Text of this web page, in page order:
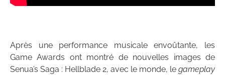
Après une performance musicale envoûtante, les
Game Awards ont montré de nouvelles images de
Senua’s Saga : Hellblade 2, avec le monde, le gameplay